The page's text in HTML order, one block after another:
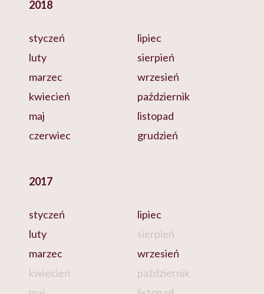
2018
styczeń
luty
marzec
kwiecień
maj
czerwiec
lipiec
sierpień
wrzesień
październik
listopad
grudzień
2017
styczeń
luty
marzec
kwiecień
lipiec
sierpień
wrzesień
październik